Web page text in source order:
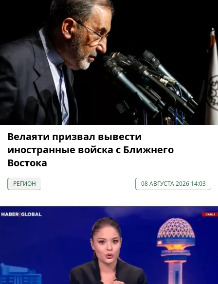
Велаяти призвал вывести
иностранные войска с Ближнего
Востока
РЕГИОН 08 АВГУСТА 2026 14:03